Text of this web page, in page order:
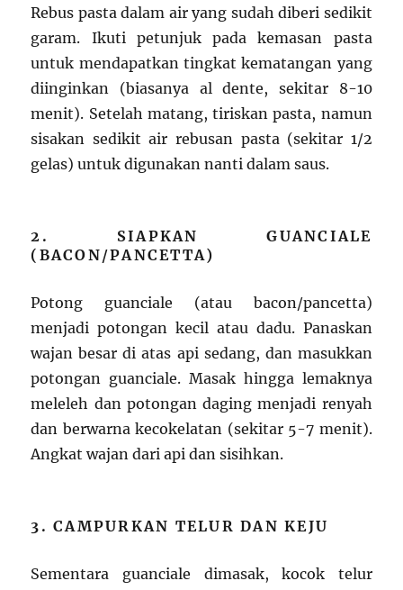
Rebus pasta dalam air yang sudah diberi sedikit
garam. Ikuti petunjuk pada kemasan pasta
untuk mendapatkan tingkat kematangan yang
diinginkan (biasanya al dente, sekitar 8-10
menit). Setelah matang, tiriskan pasta, namun
sisakan sedikit air rebusan pasta (sekitar 1/2
gelas) untuk digunakan nanti dalam saus.
2. SIAPKAN GUANCIALE
(BACON/PANCETTA)
Potong guanciale (atau bacon/pancetta)
menjadi potongan kecil atau dadu. Panaskan
wajan besar di atas api sedang, dan masukkan
potongan guanciale. Masak hingga lemaknya
meleleh dan potongan daging menjadi renyah
dan berwarna kecokelatan (sekitar 5-7 menit).
Angkat wajan dari api dan sisihkan.
3. CAMPURKAN TELUR DAN KEJU
Sementara guanciale dimasak, kocok telur